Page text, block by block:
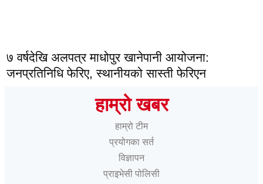
७ वर्षदेखि अलपत्र माधोपुर खानेपानी आयोजना:
जनप्रतिनिधि फेरिए, स्थानीयको सास्ती फेरिएन
हाम्रो खबर
हाम्रो टीम
प्रयोगका सर्त
विज्ञापन
प्राइभेसी पोलिसी